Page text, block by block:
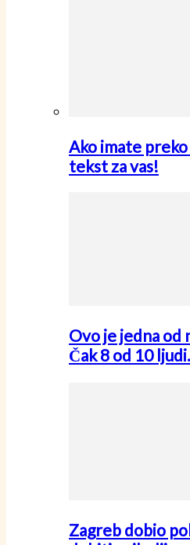
Ako imate
tekst za vas!
Ovo je jedna
Čak 8 od 10
Zagreb dobio